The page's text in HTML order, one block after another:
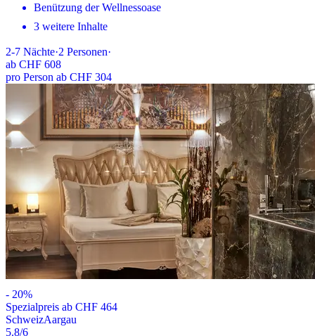
Benützung der Wellnessoase
3 weitere Inhalte
2-7 Nächte·2 Personen·
ab CHF 608
pro Person ab CHF 304
- 20%
Spezialpreis ab CHF 464
SchweizAargau
5.8/6